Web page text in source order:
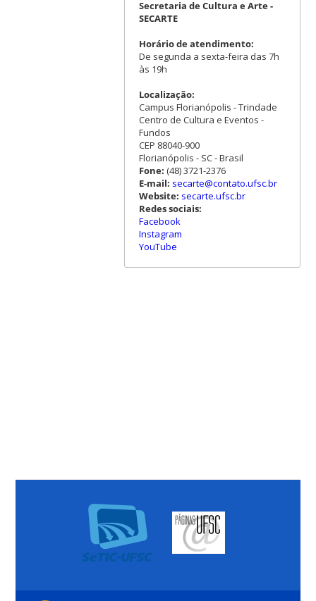
Secretaria de Cultura e Arte -
SECARTE
Horário de atendimento:
De segunda a sexta-feira das 7h
às 19h
Localização:
Campus Florianópolis - Trindade
Centro de Cultura e Eventos -
Fundos
CEP 88040-900
Florianópolis - SC - Brasil
Fone: (48) 3721-2376
E-mail: secarte@contato.ufsc.br
Website: secarte.ufsc.br
Redes sociais:
Facebook
Instagram
YouTube